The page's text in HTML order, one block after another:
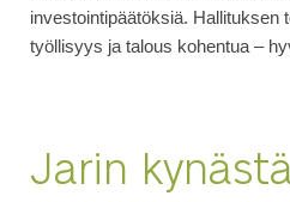
investointipäätöksiä. Hallituksen
työllisyys ja talous kohentua –
Jarin kynästä